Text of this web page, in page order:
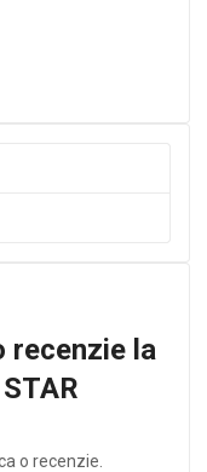
recenzie la
o recenzie.